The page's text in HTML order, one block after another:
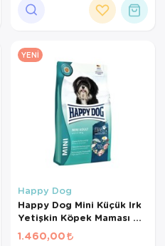
YENI
Happy Dog
Happy Dog Mini Küçük Irk
Yetişkin Köpek Maması 4
Kg
1.460,00